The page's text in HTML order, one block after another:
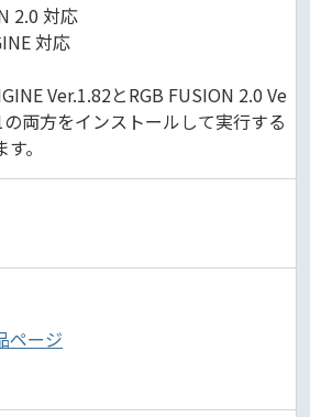
2.0 対応
対応
Ver.1.82とRGB FUSION 2.0 Ve
両方をインストールして実行する
。
ページ